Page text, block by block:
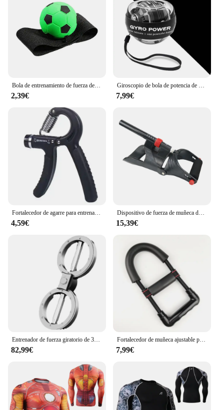
2,39€ 7,99€
4,59€
Dispositivo de fuerza de muñeca de resorte, equipo de entrenamiento de fuerza de muñeca ajustable para el hogar, equipo de Fitness portátil
15,39€
Entrenador de fuerza giratorio de 360 grados, empuñaduras giratorias de brazo y hombro, máquina giratoria para quemar
82,99€
Fortalecedor de muñeca ajustable para hombres, entrenamiento de Fitness, ejercicio al aire libre, gimnasio, agarre de construcción, antebrazo, fuerza, facilidad, Efecto Rápido
7,99€